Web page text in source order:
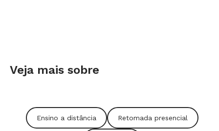
ainda criar regras para organizar quem fala
primeiro ou de quem é a vez, por exemplo, mas
Como mediar as aulas
Veja mais sobre
Ensino a distância Retomada presencial